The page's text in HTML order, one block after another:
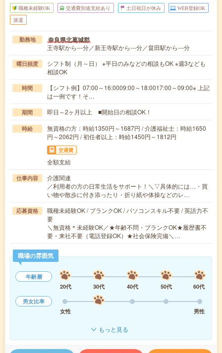
職種未経験OK 交通費別途支給あり 土日祝日が休み WEB登録OK
派遣
勤務地 奈良県北葛城郡
王寺駅から---分／新王寺駅から---分／畠田駅から---分
曜日頻度
シフト制（月～日） ※平日のみなどの相談もOK ※週3なども
相談OK
時間
【シフト例】07:00～16:0009:00～18:0017:00～09:00※ 上記
は一例です！そ…
期間 即日～2ヶ月以上 ■開始日の相談OK！
時給
無資格の方：時給1350円～1687円 / 介護福祉士：時給1650
円～2062円 / 初任者以上：時給1450円～1812円
交通費
全額支給
仕事内容
介護関連
／利用者の方の日常生活をサポート！＼▽具体的には…・買
い物や散歩に付き添ったり・折り紙や体操などのレ…
応募資格
職種未経験OK / ブランクOK / パソコンスキル不要 / 英語力不
要
＼無資格＊未経験OK／★年齢不問・ブランクOK★履歴書不
要・来社不要（電話登録OK）★社会保険完備＼…
職場の雰囲気
年齢層
20代
30代 40代 50代
60代
男女比率
女性
男性
もっと見る